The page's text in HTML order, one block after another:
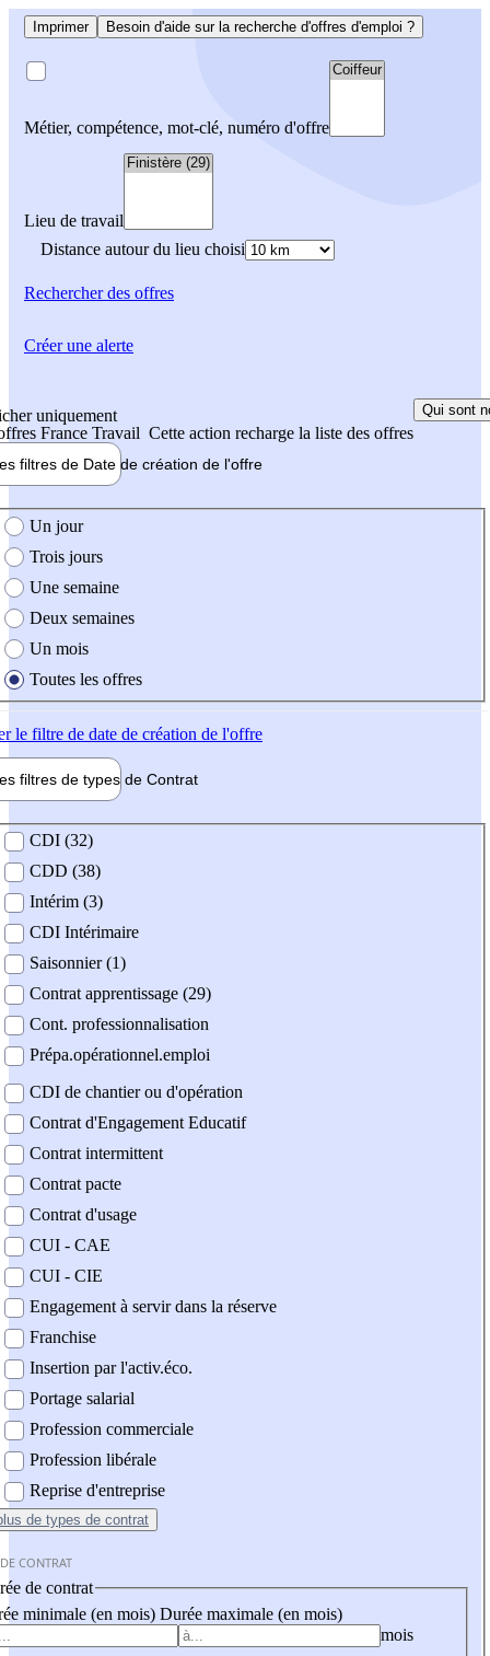
Imprimer Besoin d'aide sur la recherche d'offres d'emploi ?
Métier, compétence, mot-clé, numéro d'offre
Lieu de travail
Distance autour du lieu choisi
Rechercherdes offres
uniquement
France Travail Cette action recharge la liste des offres
Qui sont
filtres de Date de création de l'offre
création de l'offre
Un jour
Trois jours
Une semaine
Deux semaines
Un mois
Toutes les offres
le filtre de date de création de l'offre
filtres de types de Contrat
contrat
CDI (32)
CDD (38)
Intérim (3)
CDI Intérimaire
Saisonnier (1)
Contrat apprentissage (29)
Cont. professionnalisation
Prépa.opérationnel.emploi
CDI de chantier ou d'opération
Contrat d'Engagement Educatif
Contrat intermittent
Contrat pacte
Contrat d'usage
CUI - CAE
CUI - CIE
Engagement à servir dans la réserve
Franchise
Insertion par l'activ.éco.
Portage salarial
Profession commerciale
Profession libérale
Reprise d'entreprise
de types de contrat
CONTRAT
de contrat
minimale (en mois) Durée maximale (en mois)
mois
Créer une alerte